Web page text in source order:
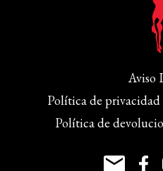
Aviso
Política de privacidad
Política de